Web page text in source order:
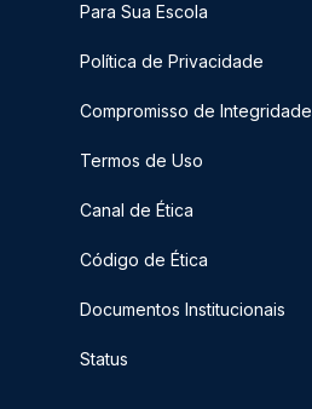
Para Sua Escola
Política de Privacidade
Compromisso de Integridade
Termos de Uso
Canal de Ética
Código de Ética
Documentos Institucionais
Status